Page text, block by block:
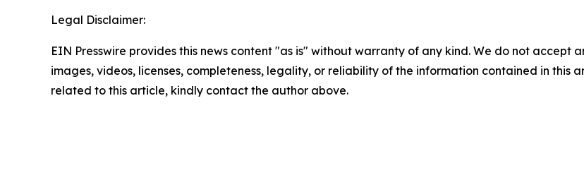
Legal Disclaimer:
EIN Presswire provides this news content "as is" without warranty of any kind. We do not accept
images, videos, licenses, completeness, legality, or reliability of the information contained in this
related to this article, kindly contact the author above.